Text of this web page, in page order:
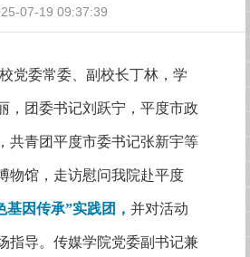
07-19 09:37:39
党委常委、副校长丁林，学
，团委书记刘跃宁，平度市政
共青团平度市委书记张新宇等
物馆，走访慰问我院赴平度
基因传承”实践团， 并对活动
指导。传媒学院党委副书记兼